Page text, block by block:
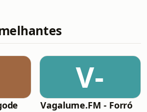
V-
Vagalume.FM - Forró